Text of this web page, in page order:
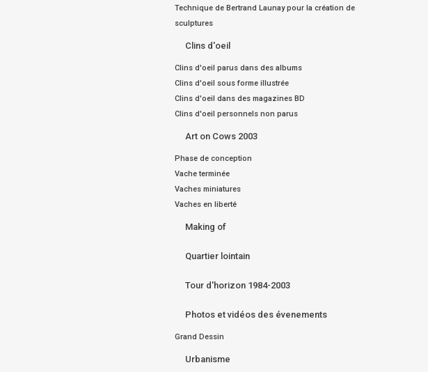
Technique de Bertrand Launay pour la création de
sculptures
Clins d'oeil
Clins d'oeil parus dans des albums
Clins d'oeil sous forme illustrée
Clins d'oeil dans des magazines BD
Clins d'oeil personnels non parus
Art on Cows 2003
Phase de conception
Vache terminée
Vaches miniatures
Vaches en liberté
Making of
Quartier lointain
Tour d'horizon 1984-2003
Photos et vidéos des évenements
Grand Dessin
Urbanisme